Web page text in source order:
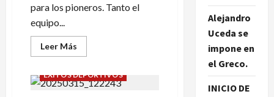
para los pioneros. Tanto el
equipo...
Leer Más
más
CAMPEONATOS
POR
ÉXITOS DEPORTIVOS
Alejandro
Uceda se
impone en
el Greco.
INICIO DE